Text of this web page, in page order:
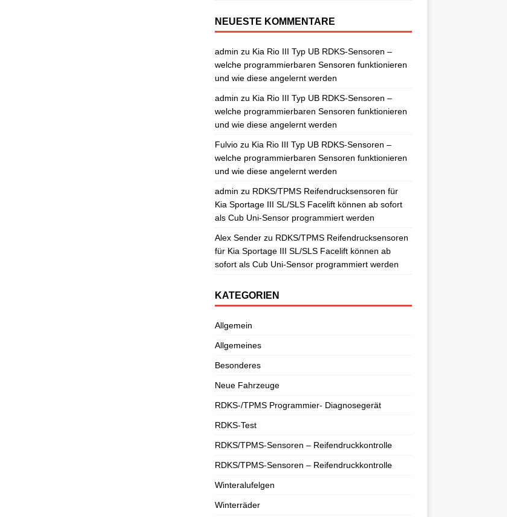
NEUESTE KOMMENTARE
admin zu Kia Rio III Typ UB RDKS-Sensoren –
welche programmierbaren Sensoren funktionieren
und wie diese angelernt werden
admin zu Kia Rio III Typ UB RDKS-Sensoren –
welche programmierbaren Sensoren funktionieren
und wie diese angelernt werden
Fulviozu Kia Rio III Typ UB RDKS-Sensoren –
welche programmierbaren Sensoren funktionieren
und wie diese angelernt werden
admin zu RDKS/TPMS Reifendrucksensoren für
Kia Sportage III SL/SLS Facelift können ab sofort
als Cub Uni-Sensor programmiert werden
Alex Senderzu RDKS/TPMS Reifendrucksensoren
für Kia Sportage III SL/SLS Facelift können ab
sofort als Cub Uni-Sensor programmiert werden
KATEGORIEN
Allgemein
Allgemeines
Besonderes
Neue Fahrzeuge
RDKS-/TPMS Programmier- Diagnosegerät
RDKS-Test
RDKS/TPMS-Sensoren – Reifendruckkontrolle
RDKS/TPMS-Sensoren – Reifendruckkontrolle
Winteralufelgen
Winterräder